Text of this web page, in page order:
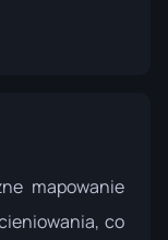
mapowanie
co